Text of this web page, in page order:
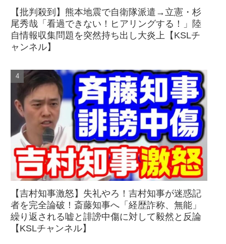
【批判殺到】熊本地震で自衛隊派遣→立憲・杉
尾秀哉「看過できない！ヒアリングする！」陸
自情報収集問題を突然持ち出し大炎上【KSLチ
ャンネル】
【吉村知事激怒】失礼やろ！吉村知事が迷惑記
者を完全論破！斎藤知事へ「経歴詐称、無能」
繰り返される嘘と誹謗中傷に対して毅然と反論
【KSLチャンネル】